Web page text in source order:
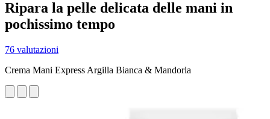
Ripara la pelle delicata delle mani in
pochissimo tempo
76 valutazioni
Crema Mani Express Argilla Bianca & Mandorla